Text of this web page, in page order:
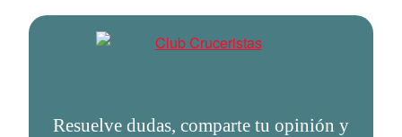
Resuelve dudas, comparte tu opinión y